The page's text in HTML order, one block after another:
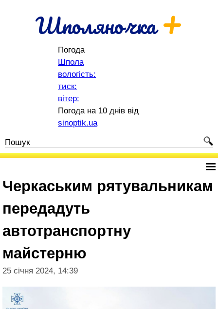
Шполяночка+
Погода
Шпола
вологість:
тиск:
вітер:
Погода на 10 днів від
sinoptik.ua
Черкаським рятувальникам
передадуть
автотранспортну
майстерню
25 січня 2024, 14:39